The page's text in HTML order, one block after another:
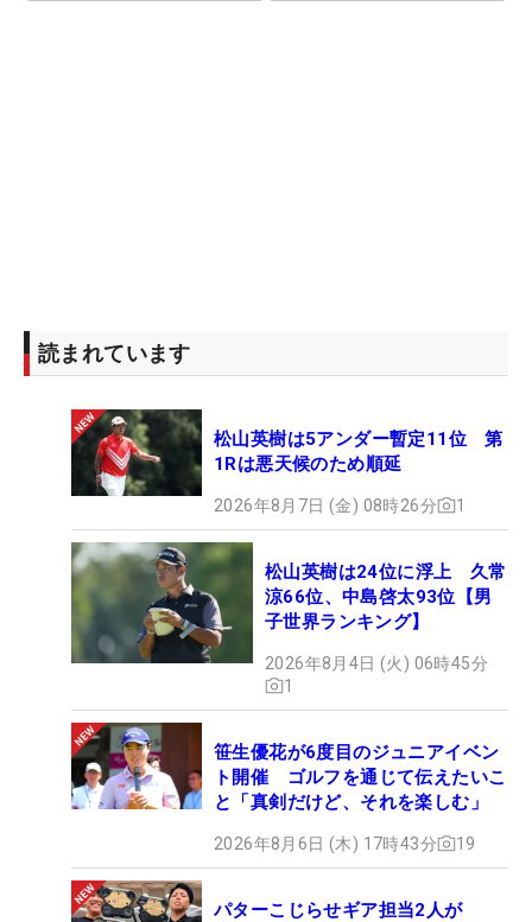
読まれています
松山英樹は5アンダー暫定11位 第
1Rは悪天候のため順延
2026年8月7日 (金) 08時26分 1
松山英樹は24位に浮上 久常
涼66位、中島啓太93位【男
子世界ランキング】
2026年8月4日 (火) 06時45分
1
笹生優花が6度目のジュニアイベン
ト開催 ゴルフを通じて伝えたいこ
と「真剣だけど、それを楽しむ」
2026年8月6日 (木) 17時43分 19
パターこじらせギア担当2人が